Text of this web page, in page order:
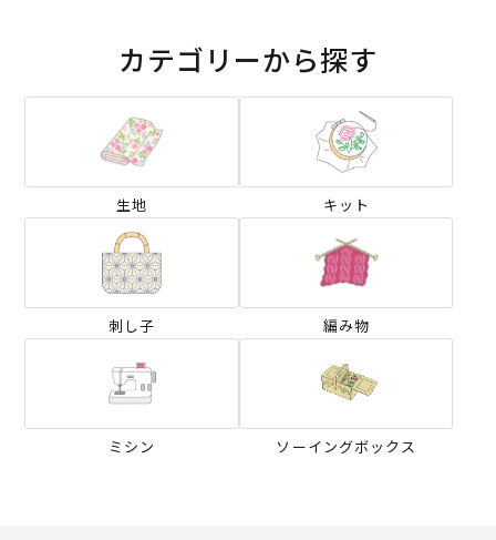
カテゴリーから探す
生地 キット
刺し子 編み物
ミシン ソーイングボックス